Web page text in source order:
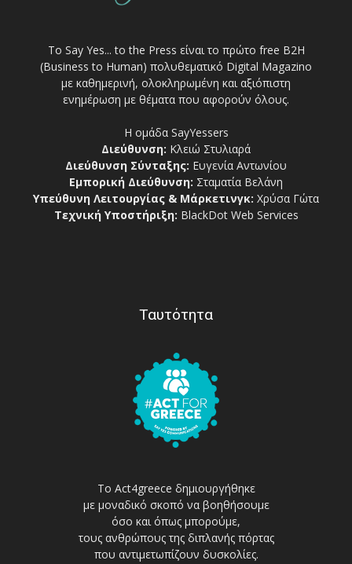
Το Say Yes... to the Press είναι το πρώτο free Β2Η
(Business to Human) πολυθεματικό Digital Magazino
με καθημερινή, ολοκληρωμένη και αξιόπιστη
ενημέρωση με θέματα που αφορούν όλους.
Η ομάδα SayYessers
Διεύθυνση: Κλειώ Στυλιαρά
Διεύθυνση Σύνταξης: Ευγενία Αντωνίου
Εμπορική Διεύθυνση: Σταματία Βελάνη
Υπεύθυνη Λειτουργίας & Μάρκετινγκ: Χρύσα Γώτα
Τεχνική Υποστήριξη: BlackDot Web Services
Ταυτότητα
Το Act4greece δημιουργήθηκε
με μοναδικό σκοπό να βοηθήσουμε
όσο και όπως μπορούμε,
τους ανθρώπους της διπλανής πόρτας
που αντιμετωπίζουν δυσκολίες.